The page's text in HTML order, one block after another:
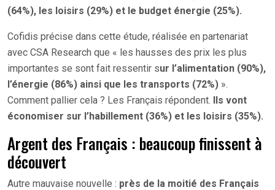
(64%), les loisirs (29%) et le budget énergie (25%).
Cofidis précise dans cette étude, réalisée en partenariat
avec CSA Research que « les hausses des prix les plus
importantes se sont fait ressentir sur l’alimentation (90%),
l’énergie (86%) ainsi que les transports (72%) ».
Comment pallier cela ? Les Français répondent. Ils vont
économiser sur l’habillement (36%) et les loisirs (35%).
Argent des Français : beaucoup finissent à
découvert
Autre mauvaise nouvelle : près de la moitié des Français